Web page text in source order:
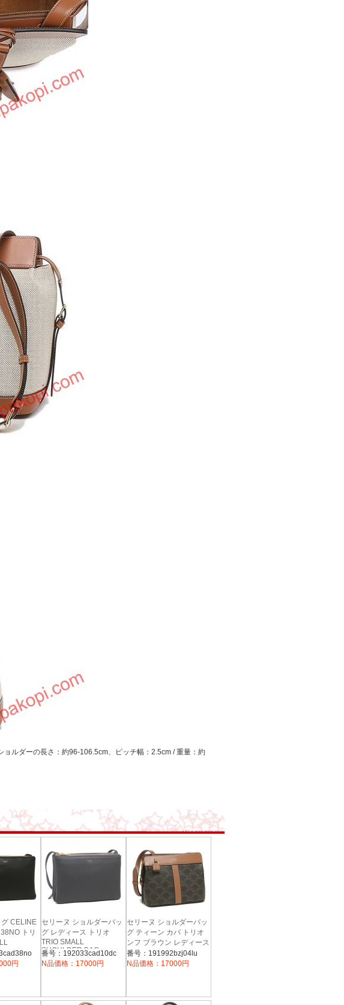
ルダーの長さ：約96-106.5cm、ピッチ幅：2.5cm / 重量：約
CELINE
トリ
レディ
バッグ 無
円
セリーヌ ショルダーバッ
グ レディース トリオ
TRIO SMALL
SHOULDER BAG
CELINE 192033CAD
10DC グレー
番号：192033cad10dc
N品価格：17000円
セリーヌ ショルダーバッ
グ ティーン カバ トリオ
ンフ ブラウン レディース
CELINE 191992BZJ
04LU
番号：191992bzj04lu
N品価格：17000円